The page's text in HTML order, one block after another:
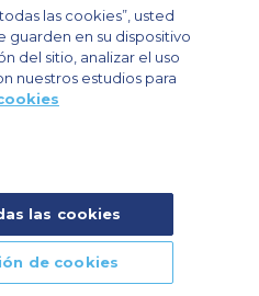
Chárter de carga Guía de aviones
411 5 andar sala 13, Vila
04551-060, Brazil, South America |
de Carga +55 1140821150 |
las cookies”, usted
guarden en su dispositivo
del sitio, analizar el uso
nuestros estudios para
las cookies
de cookies